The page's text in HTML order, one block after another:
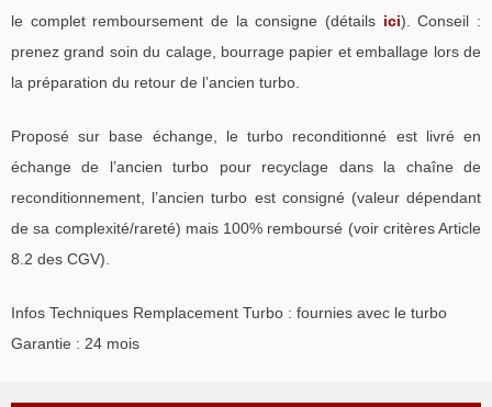
le complet remboursement de la consigne (détails ici). Conseil :
prenez grand soin du calage, bourrage papier et emballage lors de
la préparation du retour de l’ancien turbo.
Proposé sur base échange, le turbo reconditionné est livré en
échange de l’ancien turbo pour recyclage dans la chaîne de
reconditionnement, l’ancien turbo est consigné (valeur dépendant
de sa complexité/rareté) mais 100% remboursé (voir critères Article
8.2 des CGV).
Infos Techniques Remplacement Turbo : fournies avec le turbo
Garantie : 24 mois